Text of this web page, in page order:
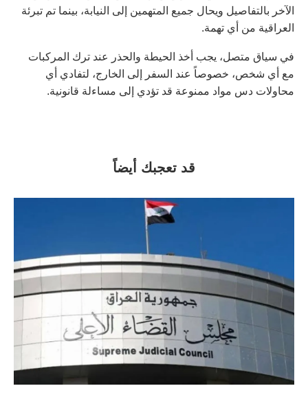
الآخر بالتفاصيل ويحال جميع المتهمين إلى النيابة، بينما تم تبرئة
العراقية من أي تهمة.
في سياق متصل، يجب أخذ الحيطة والحذر عند ترك المركبات
مع أي شخص، خصوصاً عند السفر إلى الخارج، لتفادي أي
محاولات دس مواد ممنوعة قد تؤدي إلى مساءلة قانونية.
قد تعجبك أيضاً